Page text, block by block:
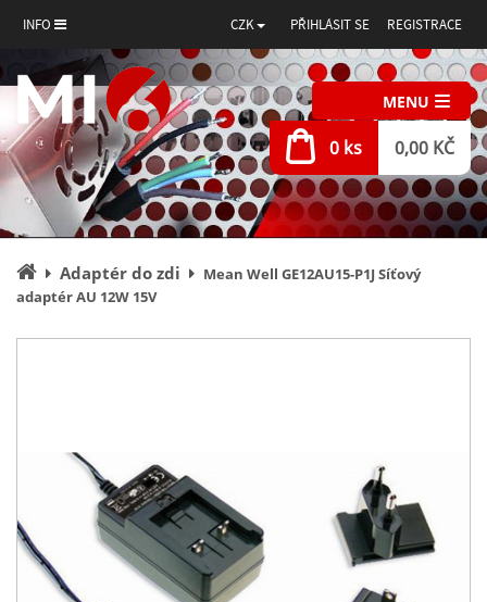
INFO CZK PŘIHLÁSIT SE REGISTRACE
MENU
0 ks 0,00 KČ
Úvodní
stránka
Adaptér do zdi
Mean Well GE12AU15-P1J Síťový
adaptér AU 12W 15V